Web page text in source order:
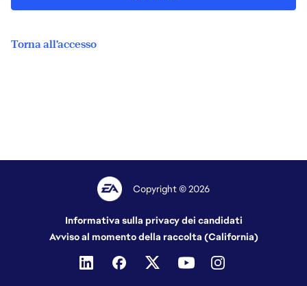
Torna all'accesso
Copyright © 2026
Informativa sulla privacy dei candidati
Avviso al momento della raccolta (California)